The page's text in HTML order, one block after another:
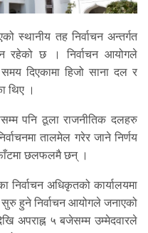
स्थानीय तह निर्वाचन अन्तर्गत
रहेको छ । निर्वाचन आयोगले
दिएकामा हिजो साना दल र
थिए ।
पनि ठूला राजनीतिक दलहरु
तालमेल गरेर जाने निर्णय
छलफलमै छन् ।
अधिकृतको कार्यालयमा
हुने निर्वाचन आयोगले जनाएको
अपराह्न ५ बजेसम्म उम्मेदवारले